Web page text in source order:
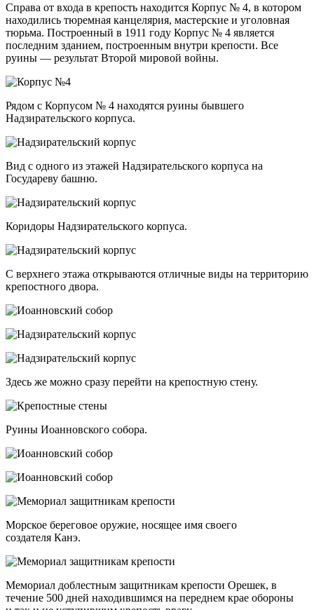
Справа от входа в крепость находится Корпус № 4, в котором
находились тюремная канцелярия, мастерские и уголовная
тюрьма. Построенный в 1911 году Корпус № 4 является
последним зданием, построенным внутри крепости. Все
руины — результат Второй мировой войны.
Рядом с Корпусом № 4 находятся руины бывшего
Надзирательского корпуса.
Вид с одного из этажей Надзирательского корпуса на
Государеву башню.
Коридоры Надзирательского корпуса.
С верхнего этажа открываются отличные виды на территорию
крепостного двора.
Здесь же можно сразу перейти на крепостную стену.
Руины Иоанновского собора.
Морское береговое оружие, носящее имя своего
создателя Канэ.
Мемориал доблестным защитникам крепости Орешек, в
течение 500 дней находившимся на переднем крае обороны